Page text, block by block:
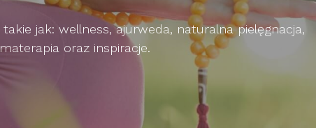
jak: wellness, ajurweda, naturalna pielęgnacja,
oraz inspiracje.